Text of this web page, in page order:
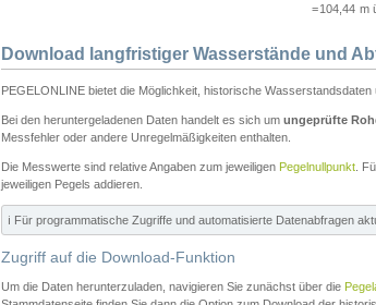
=104,44 m
Download langfristiger Wasserstände und
PEGELONLINE bietet die Möglichkeit, historische
Bei den heruntergeladenen Daten handelt es sich um ungeprüfte
Messfehler oder andere Unregelmäßigkeiten enthalten.
Die Messwerte sind relative Angaben zum jeweiligen Pegelnullpunkt .
jeweiligen Pegels addieren.
ℹ️ Für programmatische Zugriffe und automatisierte Datenabfragen
Zugriff auf die Download-Funktion
Um die Daten herunterzuladen, navigieren Sie zunächst über die